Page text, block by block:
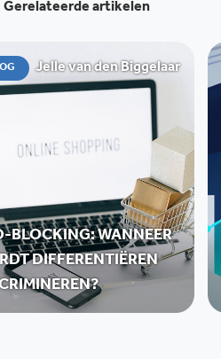
Gerelateerde artikelen
Jelle van den Biggelaar
BLOCKING: WANNEER
DIFFERENTIËREN